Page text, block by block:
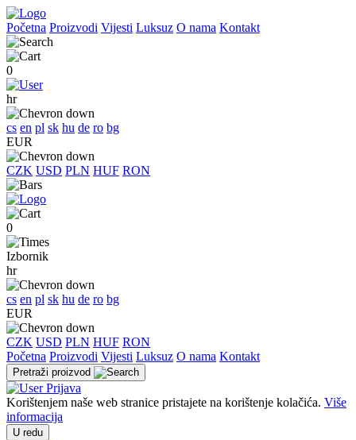
Početna Proizvodi Vijesti Luksuz O nama Kontakt
0
hr
cs en pl sk hu de ro bg
EUR
CZK USD PLN HUF RON
0
Izbornik
hr
cs en pl sk hu de ro bg
EUR
CZK USD PLN HUF RON
Početna Proizvodi Vijesti Luksuz O nama Kontakt
Pretraži proizvod
Prijava
Korištenjem naše web stranice pristajete na korištenje kolačića. Više
informacija
U redu